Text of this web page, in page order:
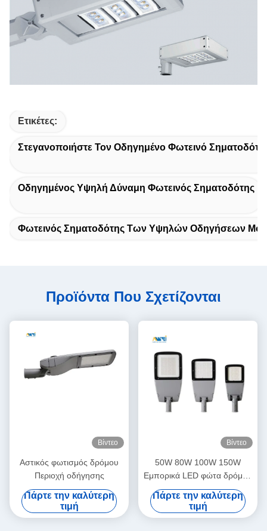
Ετικέτες:
Στεγανοποιήστε Τον Οδηγημένο Φωτεινό Σηματοδότη
Οδηγημένος Υψηλή Δύναμη Φωτεινός Σηματοδότης
Φωτεινός Σηματοδότης Των Υψηλών Οδηγήσεων
Προϊόντα Που Σχετίζονται
Βίντεο
Αστικός φωτισμός δρόμου
Περιοχή οδήγησης
Πάρτε την καλύτερη
τιμή
Βίντεο
50W 80W 100W 150W
Εμπορικά LED φώτα δρόμου
Αδιάβροχο IP65 Εξωτερικό
φωτισμό που
χρησιμοποιείται για χώρο
Πάρτε την καλύτερη
τιμή